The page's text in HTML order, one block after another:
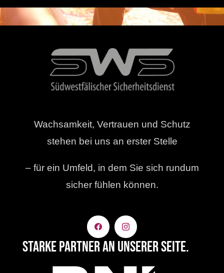
Wachsamkeit, Vertrauen und Schutz
stehen bei uns an erster Stelle
– für ein Umfeld, in dem Sie sich rundum
sicher fühlen können.
Starke Partner an unserer Seite.